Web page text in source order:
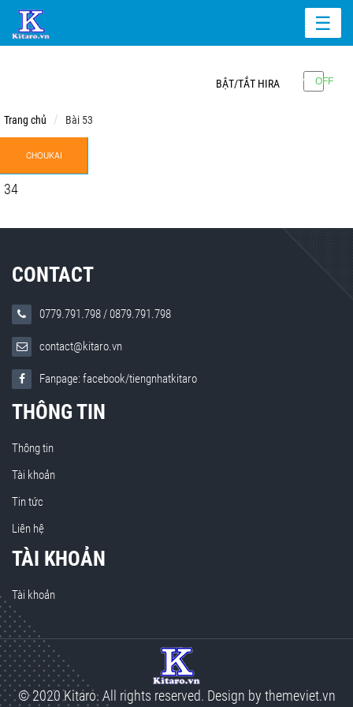
☰
BẬT/TẮT HIRA
Trang chủ Bài 53
CHOUKAI
34
CONTACT
0779.791.798/0879.791.798
contact@kitaro.vn
Fanpage: facebook/tiengnhatkitaro
THÔNG TIN
Thông tin
Tài khoản
Tin tức
Liên hệ
TÀI KHOẢN
Tài khoản
© 2020 Kitaro. All rights reserved. Design by themeviet.vn